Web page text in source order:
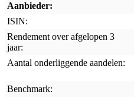
Aanbieder:
ISIN:
Rendement over afgelopen 3
jaar:
Aantal onderliggende aandelen:
Benchmark: